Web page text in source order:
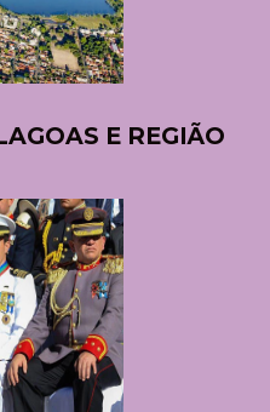
E REGIÃO